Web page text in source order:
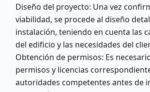
Diseño del proyecto: Una vez
viabilidad, se procede al diseño
instalación, teniendo en cuenta las
del edificio y las necesidades del
Obtención de permisos: Es
permisos y licencias
autoridades competentes antes de